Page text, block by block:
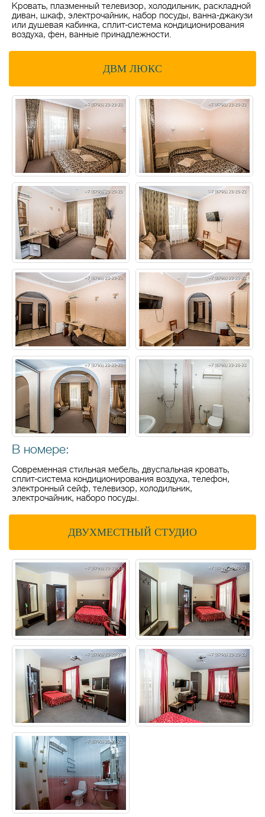
Кровать, плазменный телевизор, холодильник, раскладной
диван, шкаф, электрочайник, набор посуды, ванна-джакузи
или душевая кабинка, сплит-система кондиционирования
воздуха, фен, ванные принадлежности.
ДВМ ЛЮКС
В номере:
Современная стильная мебель, двуспальная кровать,
сплит-система кондиционирования воздуха, телефон,
электронный сейф, телевизор, холодильник,
электрочайник, наборо посуды.
ДВУХМЕСТНЫЙ СТУДИО